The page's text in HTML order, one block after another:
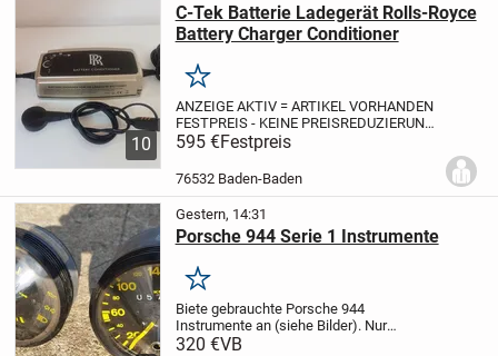
10
C-Tek Batterie Ladegerät Rolls-Royce
Battery Charger Conditioner
Merken
ANZEIGE AKTIV = ARTIKEL VORHANDEN
FESTPREIS - KEINE PREISREDUZIERUNG
Dieses C-Tek Batterie Ladegerät von Rolls
Royce ist ein Hochleistungs-
Batterieladegerät, speziell entwickelt für
595 €Festpreis
76532 Baden-Baden
Gestern, 14:31
Porsche 944 Serie 1 Instrumente
Merken
Biete gebrauchte Porsche 944
Instrumente an (siehe Bilder). Nur
komplett abzugeben.
320 €VB